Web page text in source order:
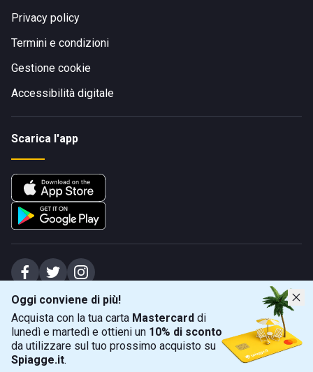
Oggi conviene di più!
Acquista con la tua carta Mastercard di
lunedì e martedì e ottieni un 10% di sconto
da utilizzare sul tuo prossimo acquisto su
Spiagge.it.
Privacy policy
Termini e condizioni
Gestione cookie
Accessibilità digitale
Scarica l'app
Spiagge Srl - Sede legale: Via Marecchiese 48, 47923 Rimini (RN), IT -
capitale sociale Euro 31245,57 - Iscritta al registro delle imprese di Rimini
Sede operativa: Via Flaminia 180, 47924 Rimini (RN), IT
+39 0541 772375
info@spiagge.it - p.i./c.f. 04536640404